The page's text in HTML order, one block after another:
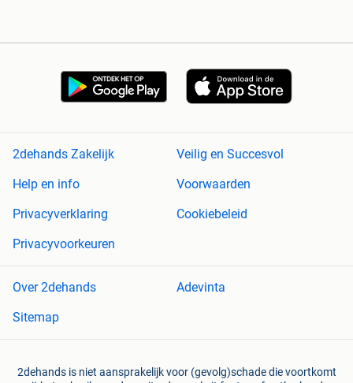
2dehands Zakelijk
Veilig en Succesvol
Help en info
Voorwaarden
Privacyverklaring
Cookiebeleid
Privacyvoorkeuren
Over 2dehands
Adevinta
Sitemap
2dehands is niet aansprakelijk voor (gevolg)schade die voortkomt